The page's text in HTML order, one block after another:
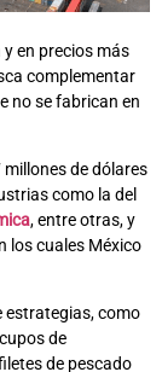
en precios más
complementar
no se fabrican en
de dólares
como la del
, entre otras, y
los cuales México
estrategias, como
de
de pescado